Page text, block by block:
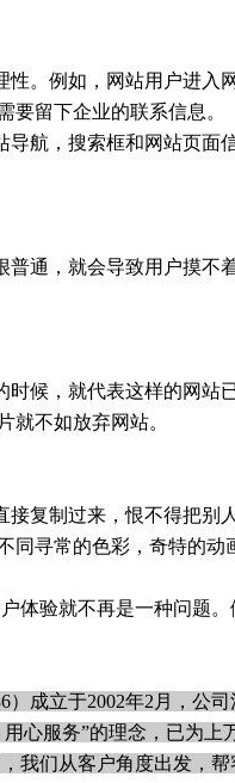
。例如，网站用户进入
留下企业的联系信息。
航，搜索框和网站页面
通，就会导致用户摸不
候，就代表这样的网站
就不如放弃网站。
复制过来，恨不得把别
同寻常的色彩，奇特的动
体验就不再是一种问题
成立于2002年2月，公
心服务”的理念，已为上
我们从客户角度出发，